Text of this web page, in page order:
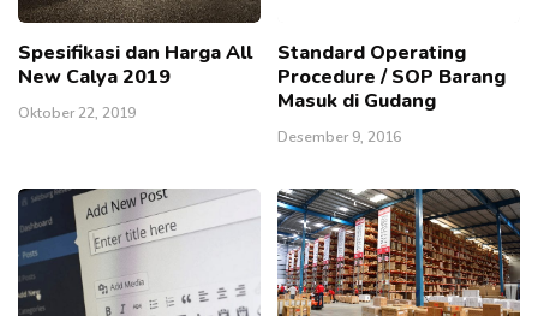
Spesifikasi dan Harga All
New Calya 2019
Oktober 22, 2019
Standard Operating
Procedure / SOP Barang
Masuk di Gudang
Desember 9, 2016